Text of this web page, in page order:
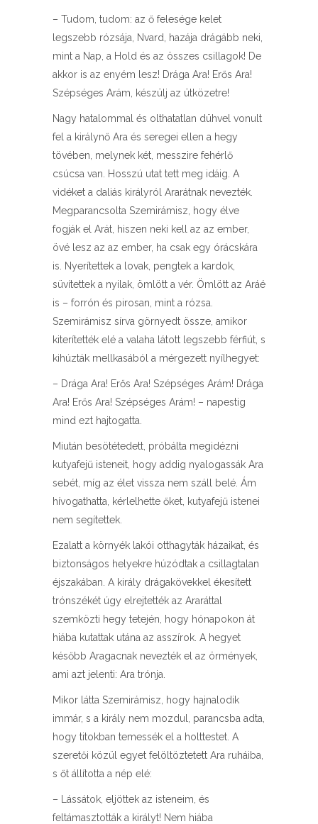
– Tudom, tudom: az ő felesége kelet
legszebb rózsája, Nvard, hazája drágább neki,
mint a Nap, a Hold és az összes csillagok! De
akkor is az enyém lesz! Drága Ara! Erős Ara!
Szépséges Arám, készülj az ütközetre!
Nagy hatalommal és olthatatlan dühvel vonult
fel a királynő Ara és seregei ellen a hegy
tövében, melynek két, messzire fehérlő
csúcsa van. Hosszú utat tett meg idáig. A
vidéket a daliás királyról Ararátnak nevezték.
Megparancsolta Szemirámisz, hogy élve
fogják el Arát, hiszen neki kell az az ember,
övé lesz az az ember, ha csak egy órácskára
is. Nyerítettek a lovak, pengtek a kardok,
süvítettek a nyilak, ömlött a vér. Ömlött az Aráé
is – forrón és pirosan, mint a rózsa.
Szemirámisz sírva görnyedt össze, amikor
kiterítették elé a valaha látott legszebb férfiút, s
kihúzták mellkasából a mérgezett nyílhegyet:
– Drága Ara! Erős Ara! Szépséges Arám! Drága
Ara! Erős Ara! Szépséges Arám! – napestig
mind ezt hajtogatta.
Miután besötétedett, próbálta megidézni
kutyafejű isteneit, hogy addig nyalogassák Ara
sebét, míg az élet vissza nem száll belé. Ám
hívogathatta, kérlelhette őket, kutyafejű istenei
nem segítettek.
Ezalatt a környék lakói otthagyták házaikat, és
biztonságos helyekre húzódtak a csillagtalan
éjszakában. A király drágakövekkel ékesített
trónszékét úgy elrejtették az Araráttal
szemközti hegy tetején, hogy hónapokon át
hiába kutattak utána az asszírok. A hegyet
később Aragacnak nevezték el az örmények,
ami azt jelenti: Ara trónja.
Mikor látta Szemirámisz, hogy hajnalodik
immár, s a király nem mozdul, parancsba adta,
hogy titokban temessék el a holttestet. A
szeretői közül egyet felöltöztetett Ara ruháiba,
s őt állította a nép elé:
– Lássátok, eljöttek az isteneim, és
feltámasztották a királyt! Nem hiába